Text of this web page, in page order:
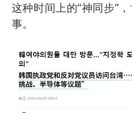
这种时间上的“神同步”
事。